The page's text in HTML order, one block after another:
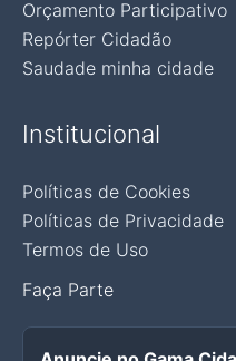
Orçamento Participativo
Repórter Cidadão
Saudade minha cidade
Institucional
Políticas de Cookies
Políticas de Privacidade
Termos de Uso
Faça Parte